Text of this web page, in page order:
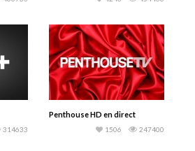
314633
Penthouse HD en direct
247400
1506